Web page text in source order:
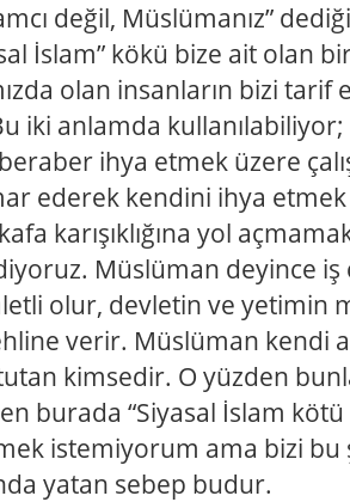
değil, Müslümanız”
İslam” kökü bize ait olan
olan insanların bizi tarif
iki anlamda kullanılabiliyor;
ihya etmek üzere
ederek kendini ihya
karışıklığına yol
Müslüman deyince
olur, devletin ve yetimin
verir. Müslüman kendi
kimsedir. O yüzden
burada “Siyasal İslam
istemiyorum ama bizi
yatan sebep budur.